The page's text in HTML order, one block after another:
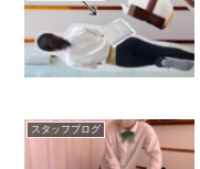
スタッフブログ